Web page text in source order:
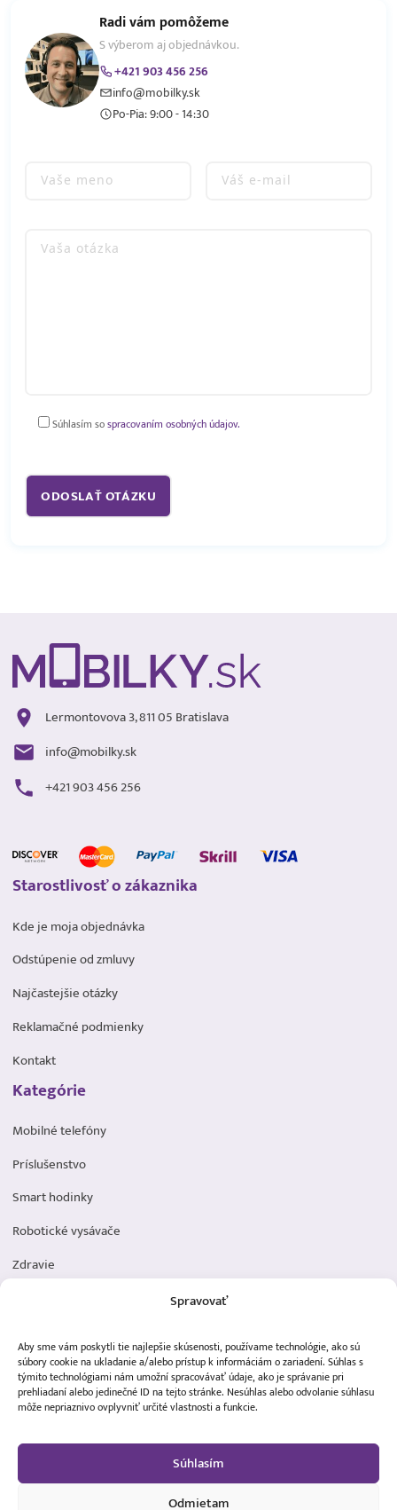
Spravovať
Aby sme vám poskytli tie najlepšie skúsenosti, používame technológie, ako sú
súbory cookie na ukladanie a/alebo prístup k informáciám o zariadení. Súhlas s
týmito technológiami nám umožní spracovávať údaje, ako je správanie pri
prehliadaní alebo jedinečné ID na tejto stránke. Nesúhlas alebo odvolanie súhlasu
môže nepriaznivo ovplyvniť určité vlastnosti a funkcie.
Súhlasím
Odmietam
Radi vám pomôžeme
S výberom aj objednávkou.
+421 903 456 256
info@mobilky.sk
Po-Pia: 9:00 - 14:30
Súhlasím sospracovaním osobných údajov.
Lermontovova 3, 811 05 Bratislava
info@mobilky.sk
+421 903 456 256
Starostlivosť o zákaznika
Kde je moja objednávka
Odstúpenie od zmluvy
Najčastejšie otázky
Reklamačné podmienky
Kontakt
Kategórie
Mobilné telefóny
Príslušenstvo
Smart hodinky
Robotické vysávače
Zdravie
Dôležité odkazy
Obchodné podmienky